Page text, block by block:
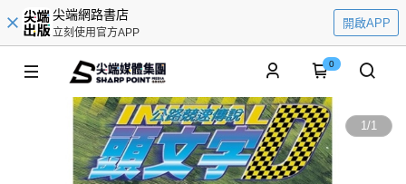
尖端網路書店
立刻使用官方APP
開啟APP
0
1/1